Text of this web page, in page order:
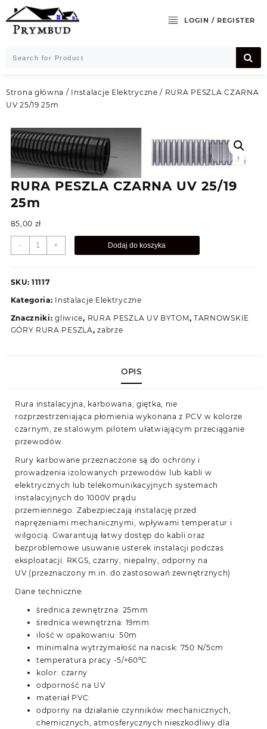
Skip
to
content
LOGIN / REGISTER
Strona główna / Instalacje Elektryczne / RURA PESZLA CZARNA
UV 25/19 25m
RURA PESZLA CZARNA UV 25/19
25m
85,00 zł
-
ilość
RURA
CZARNA
25/19
25m
+ Dodaj do koszyka
SKU: 11117
Kategoria: Instalacje Elektryczne
Znaczniki:gliwice, RURA PESZLA UV BYTOM, TARNOWSKIE
GÓRY RURA PESZLA,zabrze
OPIS
Rura instalacyjna, karbowana, giętka, nie
rozprzestrzeniająca płomienia wykonana z PCV w kolorze
czarnym, ze stalowym pilotem ułatwiającym przeciąganie
przewodów.
Rury karbowane przeznaczone są do ochrony i
prowadzenia izolowanych przewodów lub kabli w
elektrycznych lub telekomunikacyjnych systemach
instalacyjnych do 1000V prądu
przemiennego. Zabezpieczają instalację przed
naprężeniami mechanicznymi, wpływami temperatur i
wilgocią. Gwarantują łatwy dostęp do kabli oraz
bezproblemowe usuwanie usterek instalacji podczas
eksploatacji. RKGS, czarny, niepalny, odporny na
UV (przeznaczony m.in. do zastosowań zewnętrznych)
Dane techniczne:
średnica zewnętrzna: 25mm
średnica wewnętrzna: 19mm
ilość w opakowaniu: 50m
minimalna wytrzymałość na nacisk: 750 N/5cm
temperatura pracy -5/+60ºC
kolor: czarny
odporność na UV
materiał PVC:
odporny na działanie czynników mechanicznych,
chemicznych, atmosferycznych nieszkodliwy dla